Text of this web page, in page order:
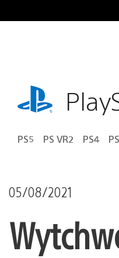
au
playstation.com
PS5 PS VR2 PS4
05/08/2021